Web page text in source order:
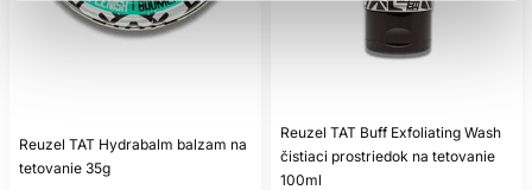
Reuzel TAT Hydrabalm balzam na
tetovanie 35g
Reuzel TAT Buff Exfoliating Wash
čistiaci prostriedok na tetovanie
100ml